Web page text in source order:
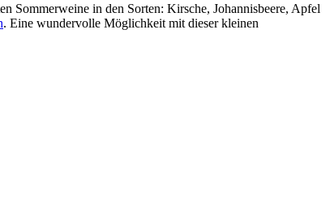
Sommerweine in den Sorten: Kirsche, Johannisbeere, Apfel
. Eine wundervolle Möglichkeit mit dieser kleinen